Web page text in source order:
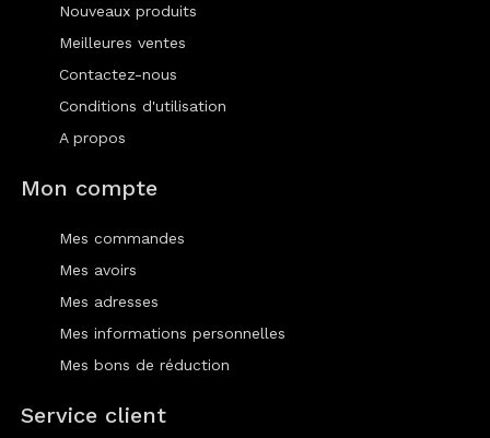
Nouveaux produits
Meilleures ventes
Contactez-nous
Conditions d'utilisation
A propos
Mon compte
Mes commandes
Mes avoirs
Mes adresses
Mes informations personnelles
Mes bons de réduction
Service client